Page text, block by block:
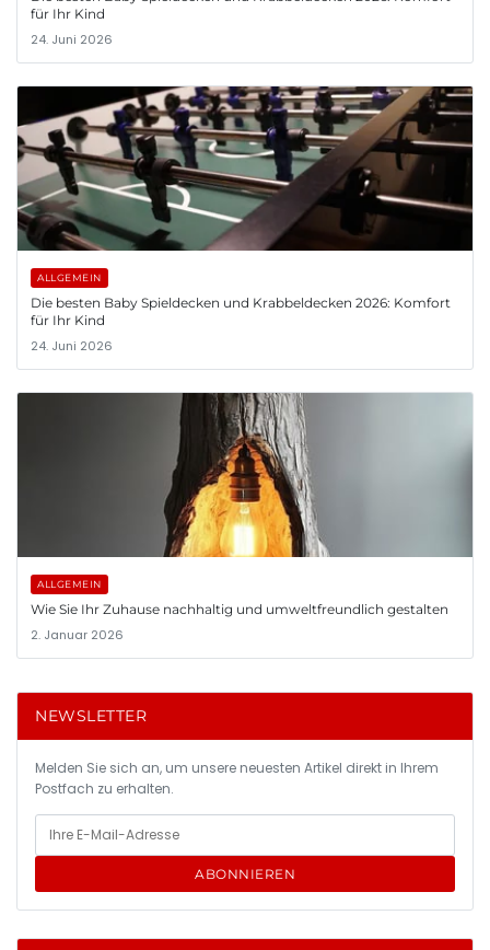
für Ihr Kind
24. Juni 2026
ALLGEMEIN
Die besten Baby Spieldecken und Krabbeldecken 2026: Komfort
für Ihr Kind
24. Juni 2026
ALLGEMEIN
Wie Sie Ihr Zuhause nachhaltig und umweltfreundlich gestalten
2. Januar 2026
NEWSLETTER
Melden Sie sich an, um unsere neuesten Artikel direkt in Ihrem
Postfach zu erhalten.
ABONNIEREN